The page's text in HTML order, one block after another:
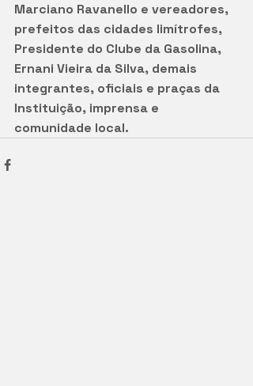
Marciano Ravanello e vereadores,
prefeitos das cidades limítrofes,
Presidente do Clube da Gasolina,
Ernani Vieira da Silva, demais
integrantes, oficiais e praças da
Instituição, imprensa e
comunidade local.